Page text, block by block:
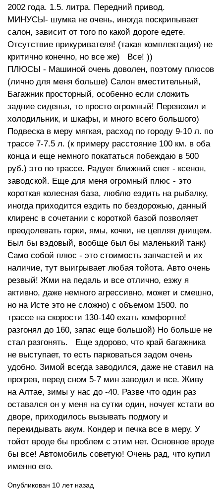
2002 года. 1.5. литра. Передний привод.
МИНУСЫ- шумка не очень, иногда поскрипывает
салон, зависит от того по какой дороге едете.
Отсутствие прикуривателя! (такая комплектация) не
критично конечно, но все же) Все! ))
ПЛЮСЫ - Машиной очень доволен, поэтому плюсов
(лично для меня больше) Салон вместительный,
Багажник просторный, особенно если сложить
задние сиденья, то просто огромный! Перевозил и
холодильник, и шкафы, и много всего большого)
Подвеска в меру мягкая, расход по городу 9-10 л. по
трассе 7-7.5 л. (к примеру расстояние 100 км. в оба
конца и еще немного покататься побеждаю в 500
руб.) это по трассе. Радует ближний свет - ксенон,
заводской. Еще для меня огромный плюс - это
короткая колесная база, люблю ездить на рыбалку,
иногда приходится ездить по бездорожью, данный
клиренс в сочетании с короткой базой позволяет
преодолевать горки, ямы, кочки, не цепляя днищем.
Был бы вэдовый, вообще был бы маленький танк)
Само собой плюс - это стоимость запчастей и их
наличие, тут выигрывает любая тойота. Авто очень
резвый! Жми на педаль и все отлично, езжу я
активно, даже немного агрессивно, может и смешно,
но на Исте это не сложно) с объемом 1500. по
трассе на скорости 130-140 ехать комфортно!
разгонял до 160, запас еще большой) Но больше не
стал разгонять. Еще здорово, что край багажника
не выступает, то есть парковаться задом очень
удобно. Зимой всегда заводился, даже не ставил на
прогрев, перед сном 5-7 мин заводил и все. Живу
на Алтае, зимы у нас до -40. Разве что один раз
оставался он у меня на сутки один, ночует кстати во
дворе, приходилось вызывать подмогу и
перекидывать акум. Кондер и печка все в меру. У
тойот вроде бы проблем с этим нет. Основное вроде
бы все! Автомобиль советую! Очень рад, что купил
именно его.
Опубликован 10 лет назад